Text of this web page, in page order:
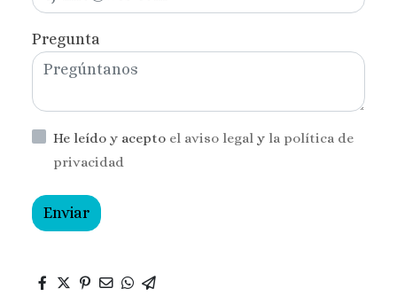
Pregunta
He leído y acepto el aviso legal y la política de
privacidad
Enviar